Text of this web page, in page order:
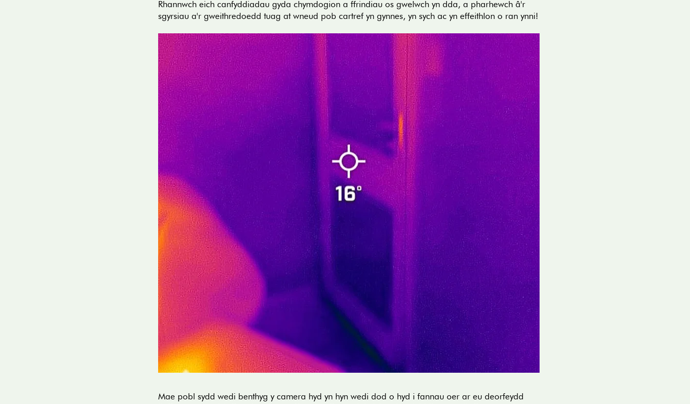
Rhannwch eich canfyddiadau gyda chymdogion a ffrindiau os gwelwch yn dda, a pharhewch â'r
sgyrsiau a'r gweithredoedd tuag at wneud pob cartref yn gynnes, yn sych ac yn effeithlon o ran ynni!
Mae pobl sydd wedi benthyg y camera hyd yn hyn wedi dod o hyd i fannau oer ar eu deorfeydd